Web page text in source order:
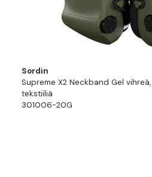
Sordin
Supreme X2 Neckband Gel
tekstiiliä
301006-20G